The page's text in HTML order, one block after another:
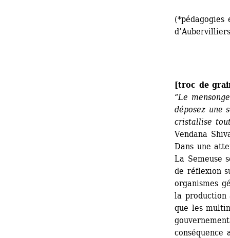
(*pédagogies
[troc de
“Le
déposez une
cristallise
Vendana
Dans une
La Semeuse
de réflexion
organismes
la production
que les
conséquence